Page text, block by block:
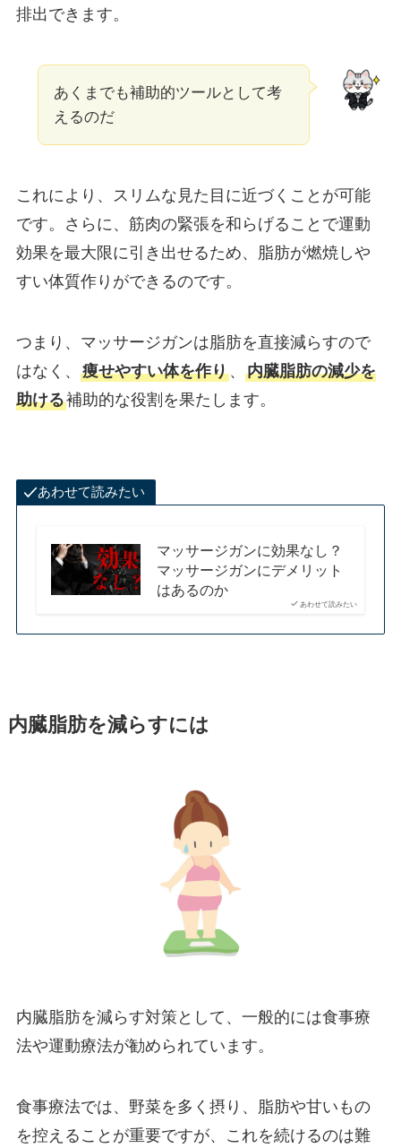
排出できます。
あくまでも補助的ツールとして考
えるのだ
これにより、スリムな見た目に近づくことが可能
です。さらに、筋肉の緊張を和らげることで運動
効果を最大限に引き出せるため、脂肪が燃焼しや
すい体質作りができるのです。
つまり、マッサージガンは脂肪を直接減らすので
はなく、 痩せやすい体を作り、 内臓脂肪の減少を
助ける補助的な役割を果たします。
あわせて読みたい
あわせて読みたい
マッサージガンに効果なし？
マッサージガンにデメリット
はあるのか
内臓脂肪を減らすには
内臓脂肪を減らす対策として、一般的には食事療
法や運動療法が勧められています。
食事療法では、野菜を多く摂り、脂肪や甘いもの
を控えることが重要ですが、これを続けるのは難